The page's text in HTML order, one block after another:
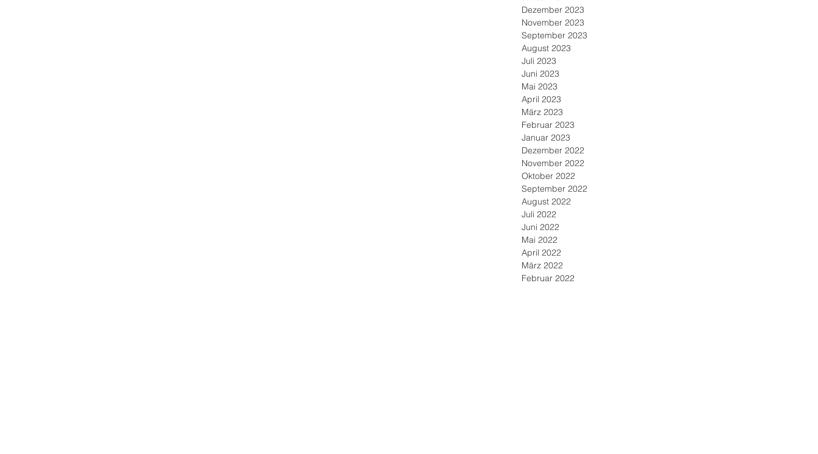
Dezember 2023
November 2023
September 2023
August 2023
Juli 2023
Juni 2023
Mai 2023
April 2023
März 2023
Februar 2023
Januar 2023
Dezember 2022
November 2022
Oktober 2022
September 2022
August 2022
Juli 2022
Juni 2022
Mai 2022
April 2022
März 2022
Februar 2022